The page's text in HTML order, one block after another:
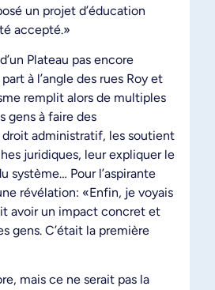
un projet d’éducation
accepté.»
Plateau pas encore
à l’angle des rues Roy et
remplit alors de multiples
gens à faire des
administratif, les soutient
juridiques, leur expliquer le
système… Pour l’aspirante
révélation: «Enfin, je voyais
avoir un impact concret et
gens. C’était la première
mais ce ne serait pas la